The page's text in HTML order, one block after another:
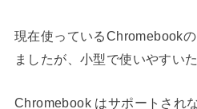
現在使っているChromebook
ましたが、小型で使いやすい
Chromebook はサポートされ